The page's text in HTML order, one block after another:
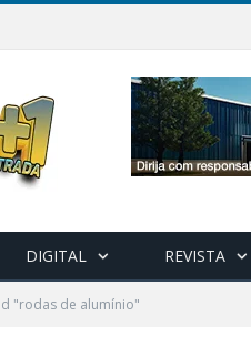
DIGITAL REVISTA
"rodas de alumínio"